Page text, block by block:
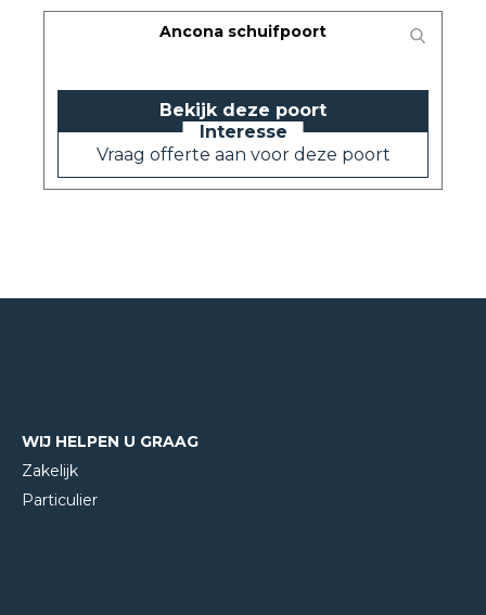
Ancona schuifpoort
Bekijk deze poort
Vraag offerte aan voor deze poort
WIJ HELPEN U GRAAG
Zakelijk
Particulier